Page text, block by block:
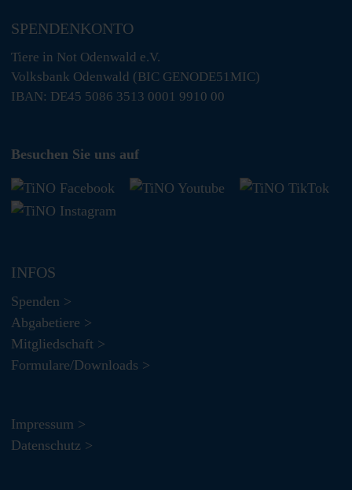
SPENDENKONTO
Tiere in Not Odenwald e.V.
Volksbank Odenwald (BIC GENODE51MIC)
IBAN: DE45 5086 3513 0001 9910 00
Besuchen Sie uns auf
INFOS
Spenden >
Abgabetiere >
Mitgliedschaft >
Formulare/Downloads >
Impressum >
Datenschutz >